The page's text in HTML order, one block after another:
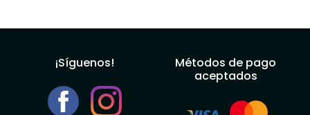
¡Síguenos!
Métodos de pago
aceptados